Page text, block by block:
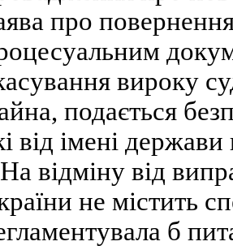
про
вироку
подається
від імені
відміну від
не містить
б